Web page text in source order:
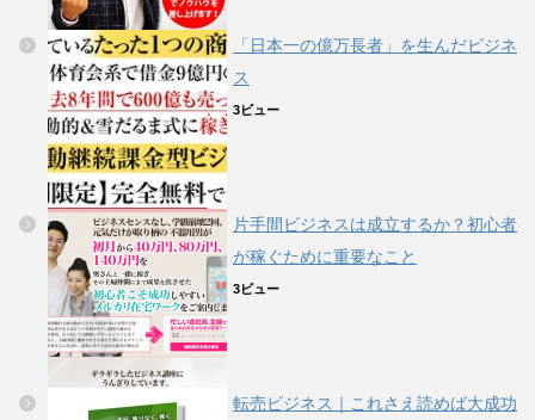
「日本一の億万長者」を生んだビジネ
ス
3ビュー
片手間ビジネスは成立するか？初心者
が稼ぐために重要なこと
3ビュー
転売ビジネス｜これさえ読めば大成功